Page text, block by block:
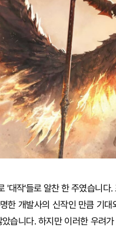
'대작'들로 알찬 한 주였습니
한 개발사의 신작인 만큼 기
았습니다. 하지만 이러한 우려